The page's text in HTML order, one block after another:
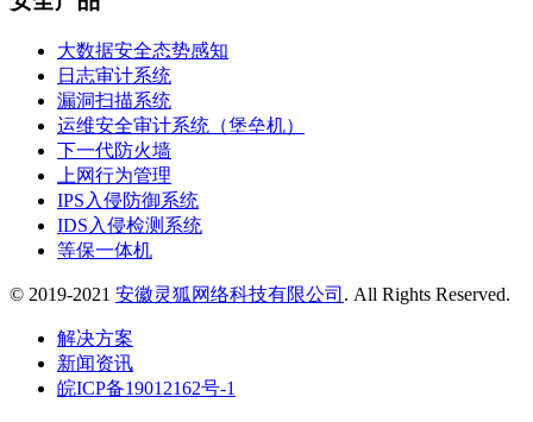
大数据安全态势感知
日志审计系统
漏洞扫描系统
运维安全审计系统（堡垒机）
下一代防火墙
上网行为管理
IPS入侵防御系统
IDS入侵检测系统
等保一体机
© 2019-2021 安徽灵狐网络科技有限公司 . All Rights Reserved.
解决方案
新闻资讯
皖ICP备19012162号-1